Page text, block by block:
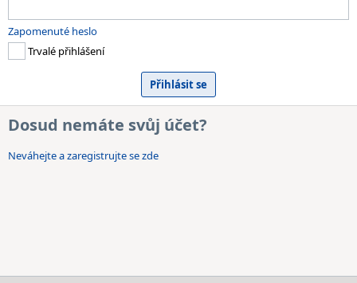
Zapomenuté heslo
Trvalé přihlášení
Dosud nemáte svůj účet?
Neváhejte a zaregistrujte se zde